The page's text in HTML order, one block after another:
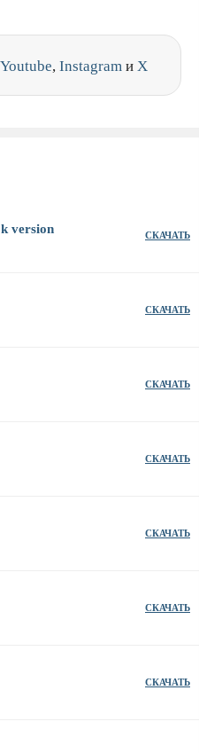
Youtube, Instagram и X
version СКАЧАТЬ
СКАЧАТЬ
СКАЧАТЬ
СКАЧАТЬ
СКАЧАТЬ
СКАЧАТЬ
СКАЧАТЬ